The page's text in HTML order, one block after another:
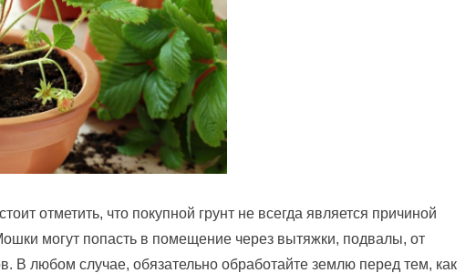
отметить, что покупной грунт не всегда является причиной
могут попасть в помещение через вытяжки, подвалы, от
В любом случае, обязательно обработайте землю перед тем, как